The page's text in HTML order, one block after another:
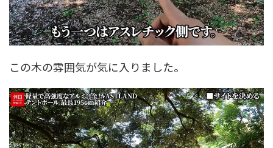
この木の雰囲気が気に入りました。